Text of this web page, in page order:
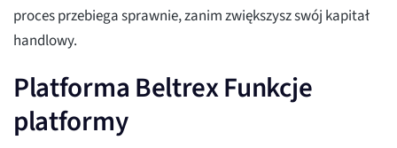
proces przebiega sprawnie, zanim zwiększysz swój kapitał
handlowy.
Platforma Beltrex Funkcje
platformy